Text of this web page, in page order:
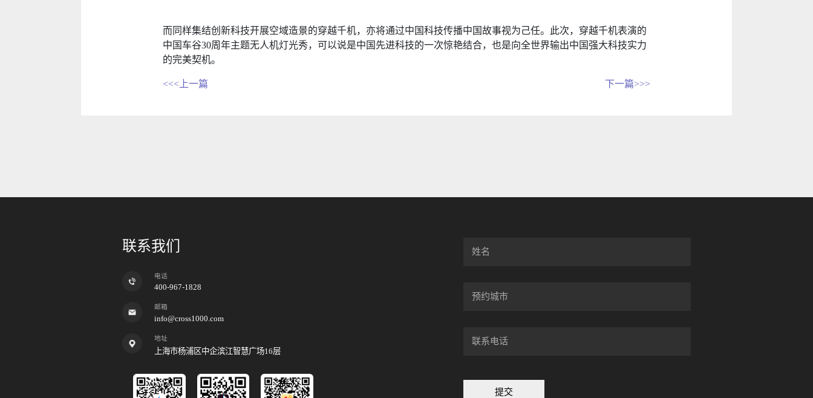
而同样集结创新科技开展空域造景的穿越千机，亦将通过中国科技传播中国故事视为己任。此次，穿越千机表演的
中国车谷30周年主题无人机灯光秀，可以说是中国先进科技的一次惊艳结合，也是向全世界输出中国强大科技实力
的完美契机。
<<<上一篇 下一篇>>>
联系我们
电话
400-967-1828
邮箱
info@cross1000.com
地址
上海市杨浦区中企滨江智慧广场16层
提交